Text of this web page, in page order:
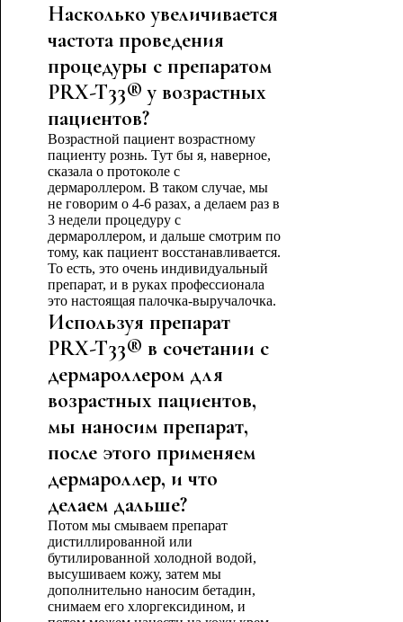
Насколько увеличивается
частота проведения
процедуры с препаратом
PRX-T33® у возрастных
пациентов?
Возрастной пациент возрастному
пациенту рознь. Тут бы я, наверное,
сказала о протоколе с
дермароллером. В таком случае, мы
не говорим о 4-6 разах, а делаем раз в
3 недели процедуру с
дермароллером, и дальше смотрим по
тому, как пациент восстанавливается.
То есть, это очень индивидуальный
препарат, и в руках профессионала
это настоящая палочка-выручалочка.
Используя препарат
PRX-T33® в сочетании с
дермароллером для
возрастных пациентов,
мы наносим препарат,
после этого применяем
дермароллер, и что
делаем дальше?
Потом мы смываем препарат
дистиллированной или
бутилированной холодной водой,
высушиваем кожу, затем мы
дополнительно наносим бетадин,
снимаем его хлоргексидином, и